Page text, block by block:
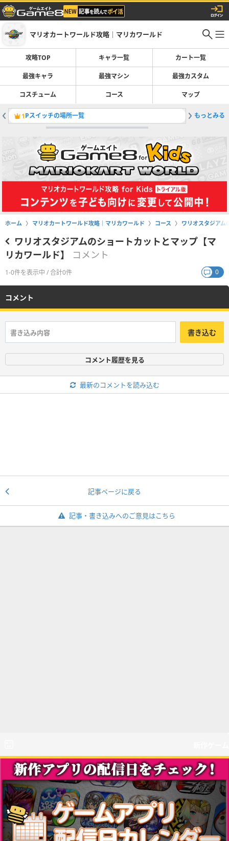
マリオカートワールド攻略｜マリカワールド
攻略TOP キャラ一覧 カート一覧
最強キャラ 最強マシン 最強カスタム
コスチューム コース マップ
1Pスイッチの場所一覧 2どんぐ
もっとみる
ホーム マリオカートワールド攻略｜マリカワールド コース ワリオスタジアム
ワリオスタジアムのショートカットとマップ【マ
リカワールド】
コメント
1-0件を表示中 / 合計0件 0
コメント
書き込む
コメント履歴を見る
最新のコメントを読み込む
記事ページに戻る
記事・書き込みへのご意見はこちら